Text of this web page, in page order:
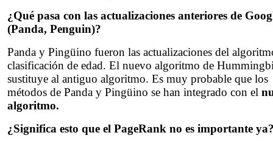
¿Qué pasa con las actualizaciones anteriores de
(Panda, Penguin)?
Panda y Pingüino fueron las actualizaciones del
clasificación de edad. El nuevo algoritmo de
sustituye al antiguo algoritmo. Es muy probable que los
métodos de Panda y Pingüino se han integrado con el
algoritmo.
¿Significa esto que el PageRank no es importante